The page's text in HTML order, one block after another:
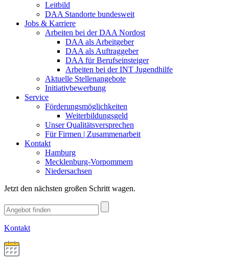
Leitbild
DAA Standorte bundesweit
Jobs & Karriere
Arbeiten bei der DAA Nordost
DAA als Arbeitgeber
DAA als Auftraggeber
DAA für Berufseinsteiger
Arbeiten bei der INT Jugendhilfe
Aktuelle Stellenangebote
Initiativbewerbung
Service
Förderungsmöglichkeiten
Weiterbildungsgeld
Unser Qualitätsversprechen
Für Firmen | Zusammenarbeit
Kontakt
Hamburg
Mecklenburg-Vorpommern
Niedersachsen
Jetzt den nächsten großen Schritt wagen.
Kontakt